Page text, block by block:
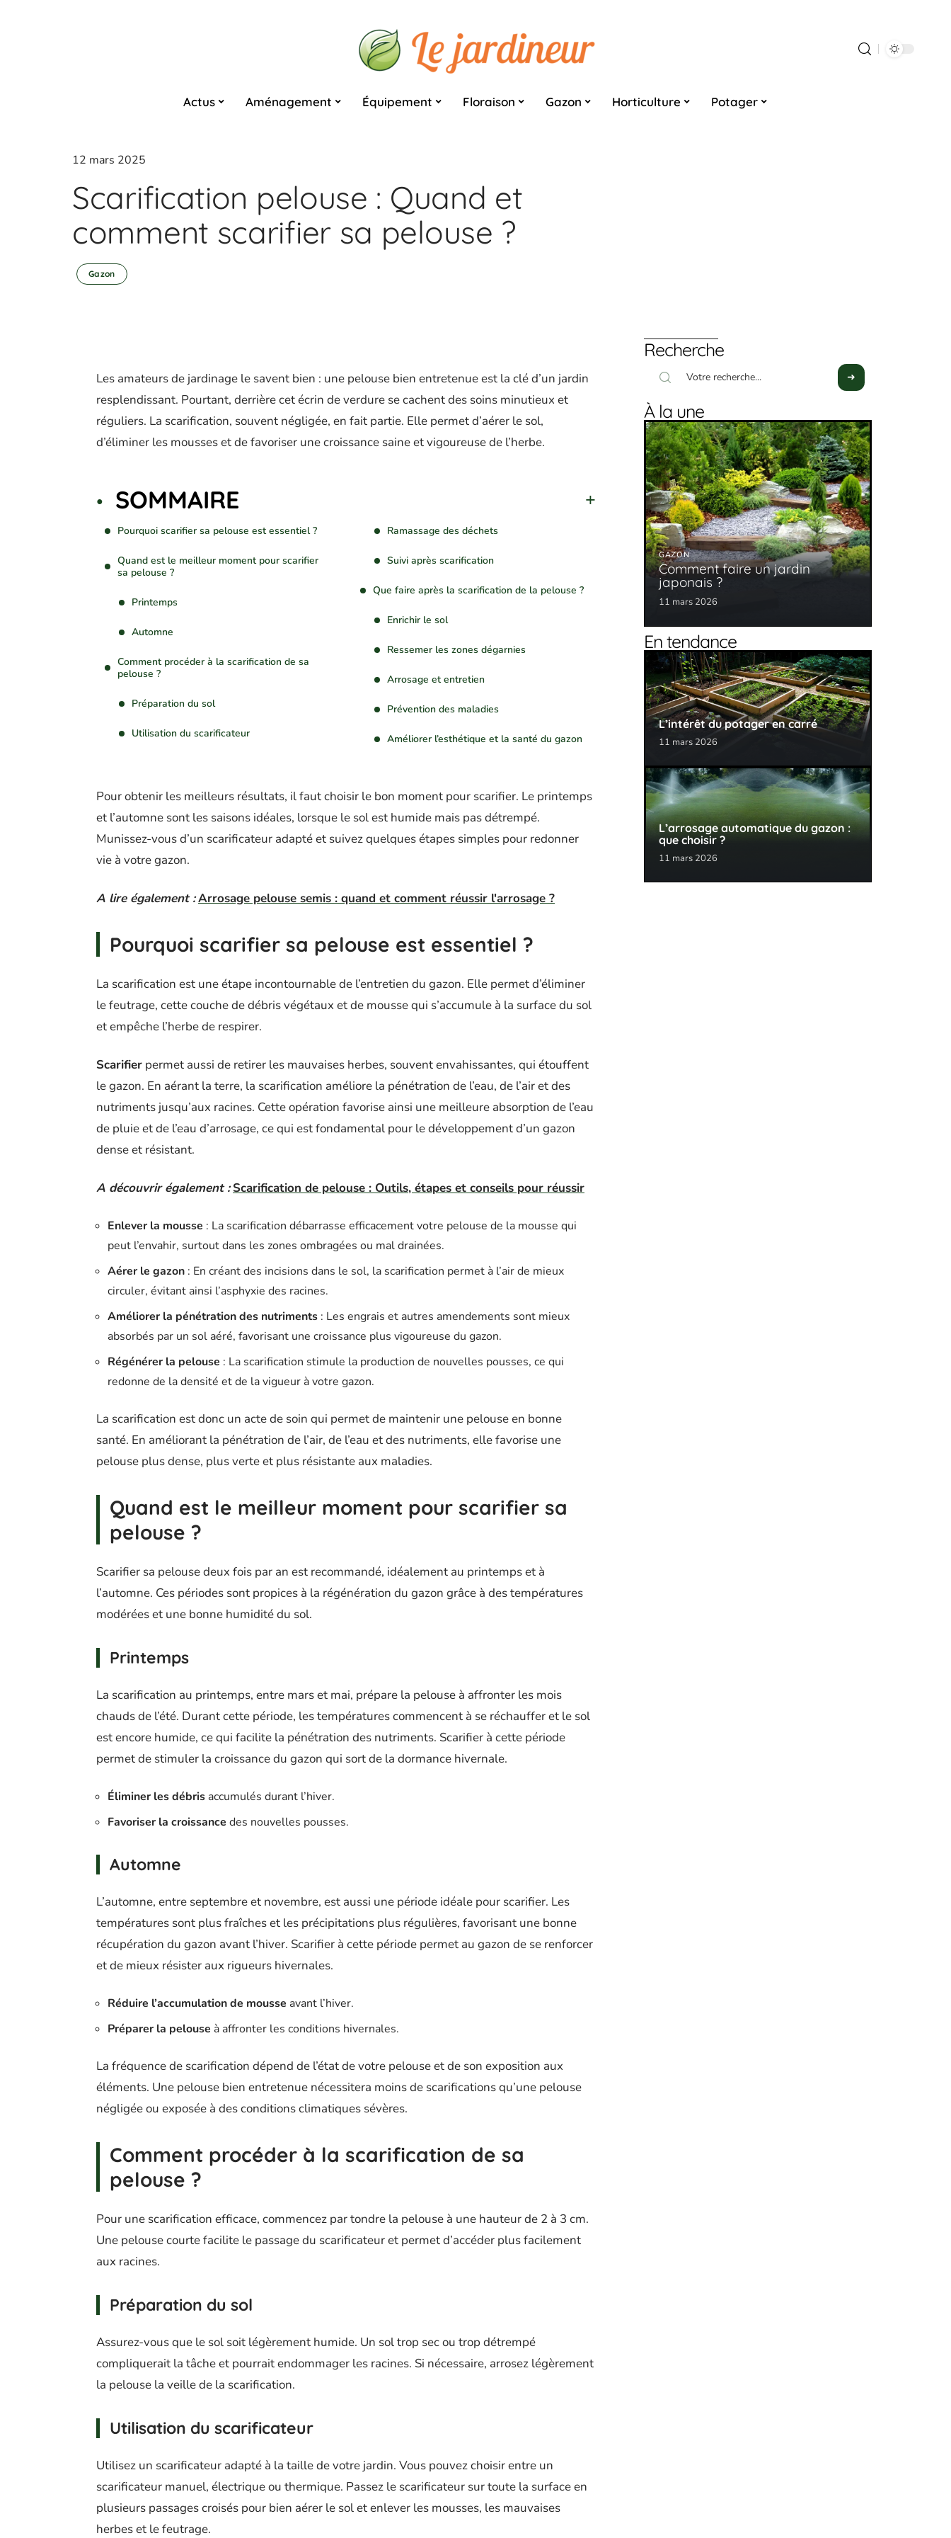
Actus Aménagement Équipement Floraison Gazon Horticulture Potager
12 mars 2025
Scarification pelouse : Quand et
comment scarifier sa pelouse ?
Gazon
Les amateurs de jardinage le savent bien : une pelouse bien entretenue est la clé d’un jardin
resplendissant. Pourtant, derrière cet écrin de verdure se cachent des soins minutieux et
réguliers. La scarification, souvent négligée, en fait partie. Elle permet d’aérer le sol,
d’éliminer les mousses et de favoriser une croissance saine et vigoureuse de l’herbe.
SOMMAIRE
Pourquoi scarifier sa pelouse est essentiel ?
Quand est le meilleur moment pour scarifier
sa pelouse ?
Printemps
Automne
Comment procéder à la scarification de sa
pelouse ?
Préparation du sol
Utilisation du scarificateur
Ramassage des déchets
Suivi après scarification
Que faire après la scarification de la pelouse ?
Enrichir le sol
Ressemer les zones dégarnies
Arrosage et entretien
Prévention des maladies
Améliorer l’esthétique et la santé du gazon
Pour obtenir les meilleurs résultats, il faut choisir le bon moment pour scarifier. Le printemps
et l’automne sont les saisons idéales, lorsque le sol est humide mais pas détrempé.
Munissez-vous d’un scarificateur adapté et suivez quelques étapes simples pour redonner
vie à votre gazon.
A lire également :Arrosage pelouse semis : quand et comment réussir l'arrosage ?
Pourquoi scarifier sa pelouse est essentiel ?
La scarification est une étape incontournable de l’entretien du gazon. Elle permet d’éliminer
le feutrage, cette couche de débris végétaux et de mousse qui s’accumule à la surface du sol
et empêche l’herbe de respirer.
Scarifier permet aussi de retirer les mauvaises herbes, souvent envahissantes, qui étouffent
le gazon. En aérant la terre, la scarification améliore la pénétration de l’eau, de l’air et des
nutriments jusqu’aux racines. Cette opération favorise ainsi une meilleure absorption de l’eau
de pluie et de l’eau d’arrosage, ce qui est fondamental pour le développement d’un gazon
dense et résistant.
A découvrir également : Scarification de pelouse : Outils, étapes et conseils pour réussir
Enlever la mousse : La scarification débarrasse efficacement votre pelouse de la mousse qui
peut l’envahir, surtout dans les zones ombragées ou mal drainées.
Aérer le gazon : En créant des incisions dans le sol, la scarification permet à l’air de mieux
circuler, évitant ainsi l’asphyxie des racines.
Améliorer la pénétration des nutriments : Les engrais et autres amendements sont mieux
absorbés par un sol aéré, favorisant une croissance plus vigoureuse du gazon.
Régénérer la pelouse : La scarification stimule la production de nouvelles pousses, ce qui
redonne de la densité et de la vigueur à votre gazon.
La scarification est donc un acte de soin qui permet de maintenir une pelouse en bonne
santé. En améliorant la pénétration de l’air, de l’eau et des nutriments, elle favorise une
pelouse plus dense, plus verte et plus résistante aux maladies.
Quand est le meilleur moment pour scarifier sa
pelouse ?
Scarifier sa pelouse deux fois par an est recommandé, idéalement au printemps et à
l’automne. Ces périodes sont propices à la régénération du gazon grâce à des températures
modérées et une bonne humidité du sol.
Printemps
La scarification au printemps, entre mars et mai, prépare la pelouse à affronter les mois
chauds de l’été. Durant cette période, les températures commencent à se réchauffer et le sol
est encore humide, ce qui facilite la pénétration des nutriments. Scarifier à cette période
permet de stimuler la croissance du gazon qui sort de la dormance hivernale.
Éliminer les débris accumulés durant l’hiver.
Favoriser la croissance des nouvelles pousses.
Automne
L’automne, entre septembre et novembre, est aussi une période idéale pour scarifier. Les
températures sont plus fraîches et les précipitations plus régulières, favorisant une bonne
récupération du gazon avant l’hiver. Scarifier à cette période permet au gazon de se renforcer
et de mieux résister aux rigueurs hivernales.
Réduire l’accumulation de mousse avant l’hiver.
Préparer la pelouse à affronter les conditions hivernales.
La fréquence de scarification dépend de l’état de votre pelouse et de son exposition aux
éléments. Une pelouse bien entretenue nécessitera moins de scarifications qu’une pelouse
négligée ou exposée à des conditions climatiques sévères.
Comment procéder à la scarification de sa
pelouse ?
Pour une scarification efficace, commencez par tondre la pelouse à une hauteur de 2 à 3 cm.
Une pelouse courte facilite le passage du scarificateur et permet d’accéder plus facilement
aux racines.
Préparation du sol
Assurez-vous que le sol soit légèrement humide. Un sol trop sec ou trop détrempé
compliquerait la tâche et pourrait endommager les racines. Si nécessaire, arrosez légèrement
la pelouse la veille de la scarification.
Utilisation du scarificateur
Utilisez un scarificateur adapté à la taille de votre jardin. Vous pouvez choisir entre un
scarificateur manuel, électrique ou thermique. Passez le scarificateur sur toute la surface en
plusieurs passages croisés pour bien aérer le sol et enlever les mousses, les mauvaises
herbes et le feutrage.
Recherche
À la une
GAZON
Comment faire un jardin
japonais ?
11 mars 2026
En tendance
L’intérêt du potager en carré
11 mars 2026
L’arrosage automatique du gazon :
que choisir ?
11 mars 2026